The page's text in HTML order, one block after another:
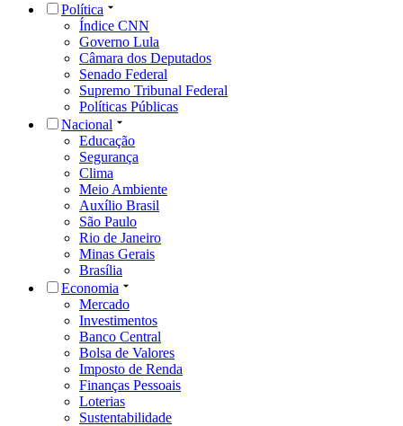
Política
Índice CNN
Governo Lula
Câmara dos Deputados
Senado Federal
Supremo Tribunal Federal
Políticas Públicas
Nacional
Educação
Segurança
Clima
Meio Ambiente
Auxílio Brasil
São Paulo
Rio de Janeiro
Minas Gerais
Brasília
Economia
Mercado
Investimentos
Banco Central
Bolsa de Valores
Imposto de Renda
Finanças Pessoais
Loterias
Sustentabilidade